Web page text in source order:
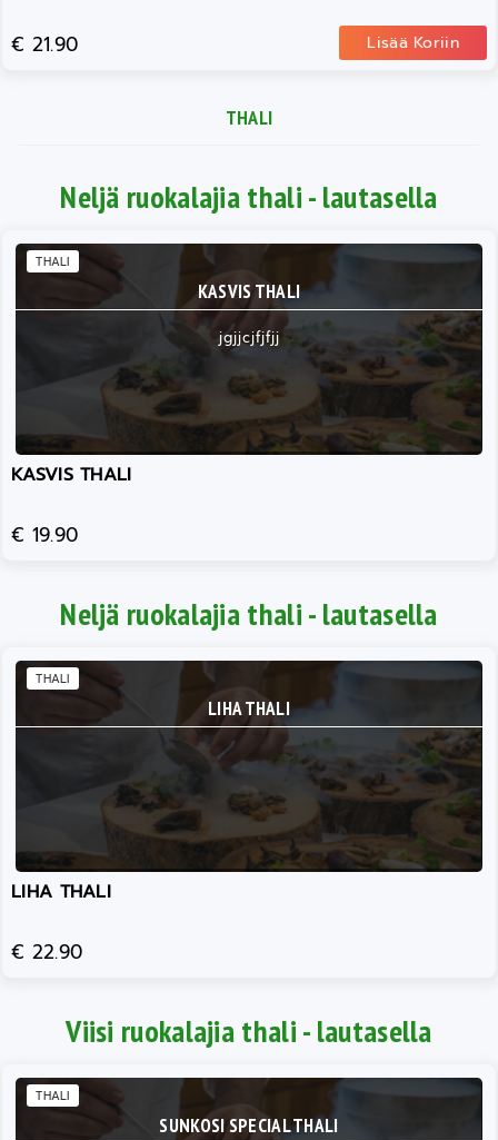
€ 21.90 Lisää Koriin
THALI
Neljä ruokalajia thali - lautasella
KASVIS THALI
jgjjcjfjfjj
THALI
KASVIS THALI
€ 19.90
Neljä ruokalajia thali - lautasella
LIHA THALI
THALI
LIHA THALI
€ 22.90
Viisi ruokalajia thali - lautasella
SUNKOSI SPECIAL THALI
THALI